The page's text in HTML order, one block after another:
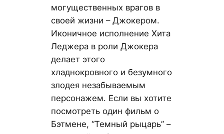
могущественных врагов в
своей жизни – Джокером.
Иконичное исполнение Хита
Леджера в роли Джокера
делает этого
хладнокровного и безумного
злодея незабываемым
персонажем. Если вы хотите
посмотреть один фильм о
Бэтмене, “Темный рыцарь” –